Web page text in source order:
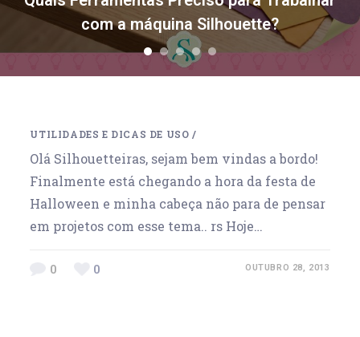
com a máquina Silhouette?
1 2 3 4 5
UTILIDADES E DICAS DE USO /
Olá Silhouetteiras, sejam bem vindas a bordo!
Finalmente está chegando a hora da festa de
Halloween e minha cabeça não para de pensar
em projetos com esse tema.. rs Hoje…
0 0 OUTUBRO 28, 2013